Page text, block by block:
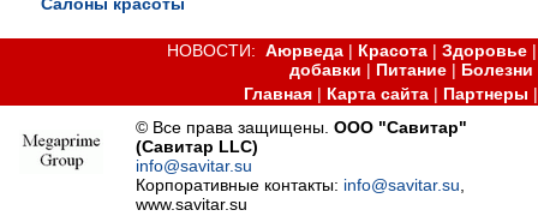
НОВОСТИ:Аюрведа | Красота |Здоровье
добавки | Питание| Болезни
Главная| Карта сайта| Партнеры
© Все права защищены.ООО "Савитар"
(Савитар LLC)
info@savitar.su
Корпоративные контакты: info@savitar.su
www.savitar.su